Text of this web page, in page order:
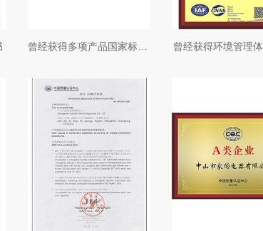
曾经获得多项产品国家标准的起草 曾经获得环境管理